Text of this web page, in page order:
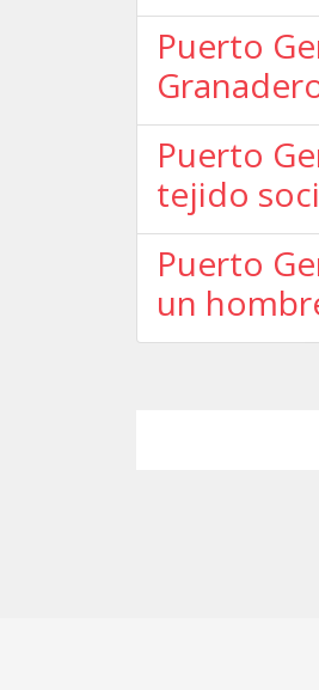
Puerto
Puerto
tejido
Puerto
un